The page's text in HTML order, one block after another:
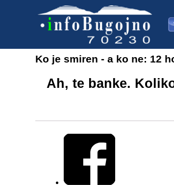
Ko je smiren - a ko ne: 12
Ah, te banke.